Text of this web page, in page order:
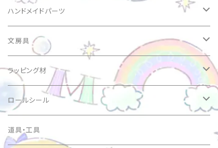
ハンドメイドパーツ
アクリルビーズ
パールビーズ
アルファベットビーズ
アクリルチャーム
文房具
バインダー
シール・ステッカー
マスキングテープ
ラッピング材
サンキューシール
ケアシール
ロールシール
ラウンド
道具・工具